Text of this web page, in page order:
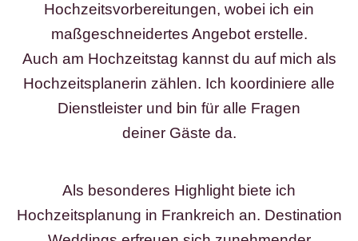
Hochzeitsvorbereitungen, wobei ich ein
maßgeschneidertes Angebot erstelle.
Auch am Hochzeitstag kannst du auf mich als
Hochzeitsplanerin zählen. Ich koordiniere alle
Dienstleister und bin für alle Fragen
deiner Gäste da.
Als besonderes Highlight biete ich
Hochzeitsplanung in Frankreich an. Destination